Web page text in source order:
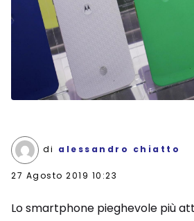
di alessandro chiatto
27 Agosto 2019 10:23
Lo smartphone pieghevole più